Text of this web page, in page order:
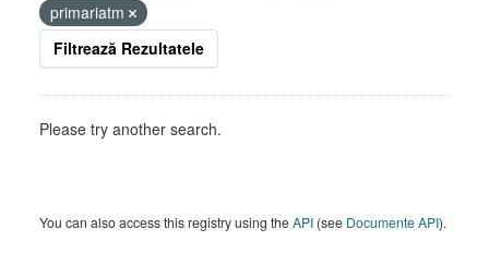
primariatm
Filtrează Rezultatele
Please try another search.
You can also access this registry using theAPI (see Documente API).